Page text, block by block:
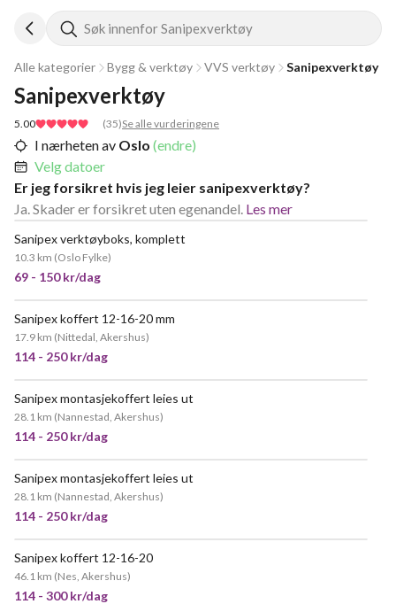
Søk innenfor Sanipexverktøy
Alle kategorier Bygg & verktøy VVS verktøy Sanipexverktøy
5.00 (35)Se alle vurderingene
Sanipexverktøy
I nærheten av Oslo (endre)
Velg datoer
Er jeg forsikret hvis jeg leier sanipexverktøy?
Ja. Skader er forsikret uten egenandel. Les mer
Sanipex verktøyboks, komplett
10.3 km (Oslo Fylke)
69 - 150 kr/dag
Sanipex koffert 12-16-20 mm
17.9 km (Nittedal, Akershus)
114 - 250 kr/dag
Sanipex montasjekoffert leies ut
28.1 km (Nannestad, Akershus)
114 - 250 kr/dag
Sanipex montasjekoffert leies ut
28.1 km (Nannestad, Akershus)
114 - 250 kr/dag
Sanipex koffert 12-16-20
46.1 km (Nes, Akershus)
114 - 300 kr/dag